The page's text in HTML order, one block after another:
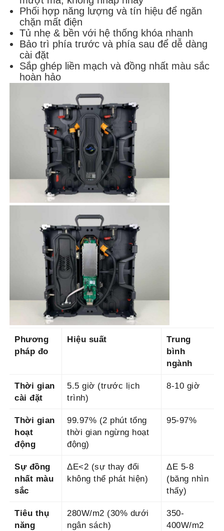
Phối hợp năng lượng và tín hiệu để ngăn
chặn mất điện
Tủ nhẹ & bền với hệ thống khóa nhanh
Bảo trì phía trước và phía sau để dễ dàng
cài đặt
Sắp ghép liền mạch và đồng nhất màu sắc
hoàn hảo
Phương
pháp đo
Hiệu suất
Trung
bình
ngành
Thời gian
cài đặt
5.5 giờ (trước lịch
trình)
8-10 giờ
Thời gian
hoạt
động
99.97% (2 phút tổng
thời gian ngừng hoạt
động)
95-97%
Sự đồng
nhất màu
sắc
ΔE<2 (sự thay đổi
không thể phát hiện)
ΔE 5-8
(băng nhìn
thấy)
Tiêu thụ
năng
280W/m2 (30% dưới
ngân sách)
350-
400W/m2